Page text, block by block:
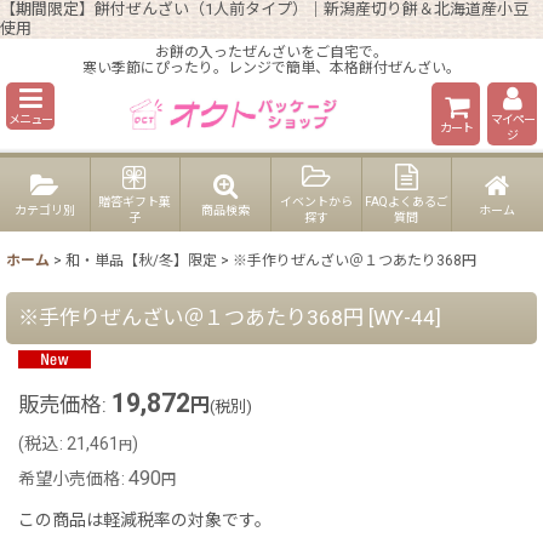
【期間限定】餅付ぜんざい（1人前タイプ）｜新潟産切り餅＆北海道産小豆
使用
お餅の入ったぜんざいをご自宅で。
寒い季節にぴったり。レンジで簡単、本格餅付ぜんざい。
メニュー
カート
マイペー
ジ
カテゴリ別
贈答ギフト菓
子
商品検索
イベントから
探す
FAQよくあるご
質問
ホーム
ホーム > 和・単品【秋/冬】限定 > ※手作りぜんざい＠１つあたり368円
※手作りぜんざい＠１つあたり368円 [WY-44]
販売価格: 19,872 円 (税別)
(税込: 21,461 円)
希望小売価格: 490 円
この商品は軽減税率の対象です。